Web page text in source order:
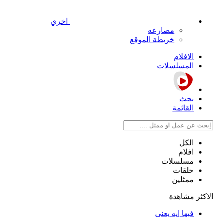
اخري
مصارعه
خريطة الموقع
الافلام
المسلسلات
بحث
القائمة
الكل
افلام
مسلسلات
حلقات
ممثلين
الاكثر مشاهدة
فيها إيه يعني